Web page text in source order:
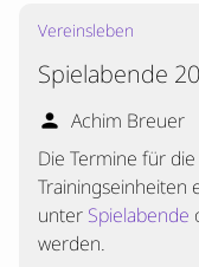
Home
Beiträge
Mannschaften
Ranglisten
Termine
Verschiedenes
Vereinsleben
Spielabende
person Achim Breuer
Die Termine für
Trainingseinheiten
unter Spielabende
werden.